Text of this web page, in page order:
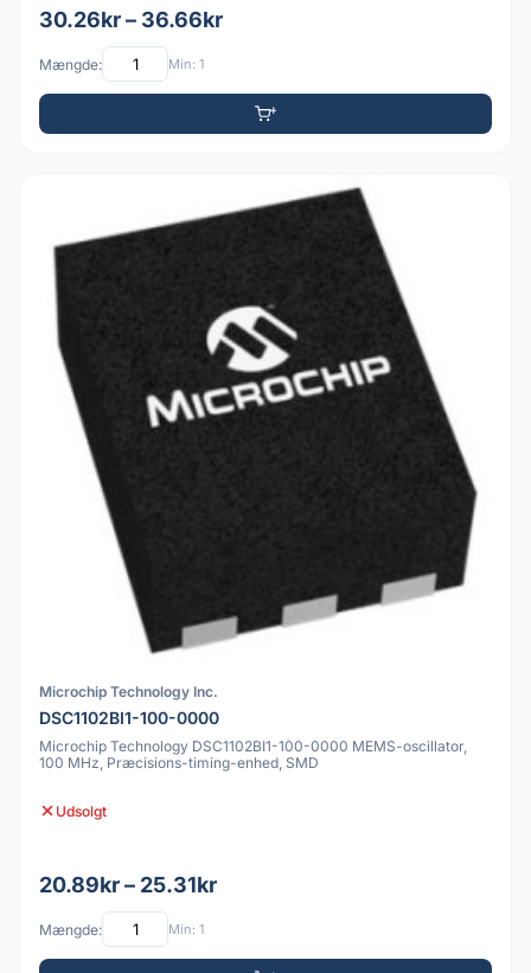
30.26kr – 36.66kr
Mængde: Min: 1
Microchip Technology Inc.
DSC1102BI1-100-0000
Microchip Technology DSC1102BI1-100-0000 MEMS-oscillator,
100 MHz, Præcisions-timing-enhed, SMD
Udsolgt
20.89kr – 25.31kr
Mængde: Min: 1